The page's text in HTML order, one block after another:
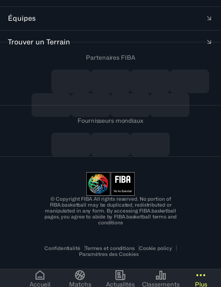
Accueil Matchs Actualités Classements Plus
Équipes
Trouver un Terrain
Partenaires FIBA
Fournisseurs mondiaux
© Copyright FIBA All rights reserved. No portion of
FIBA.basketball may be duplicated, redistributed or
manipulated in any form. By accessing FIBA.basketball
pages, you agree to abide by FIBA.basketball terms and
conditions
Confidentialité Termes et conditions
Cookie policy
Paramètres des Cookies